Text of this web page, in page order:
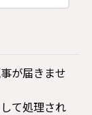
が届きませ
て処理され